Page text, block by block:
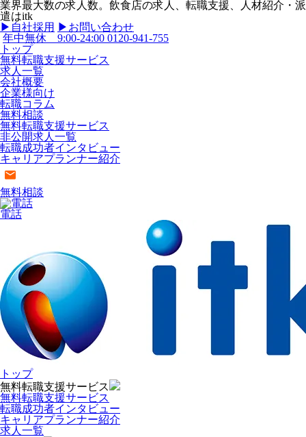
業界最大数の求人数。飲食店の求人、転職支援、人材紹介・派
遣はitk
▶︎自社採用 ▶︎お問い合わせ
年中無休 9:00-24:00 0120-941-755
トップ
無料転職支援サービス
求人一覧
会社概要
企業様向け
転職コラム
無料相談
無料転職支援サービス
非公開求人一覧
転職成功者インタビュー
キャリアプランナー紹介
無料相談
電話
トップ
無料転職支援サービス
無料転職支援サービス
転職成功者インタビュー
キャリアプランナー紹介
求人一覧